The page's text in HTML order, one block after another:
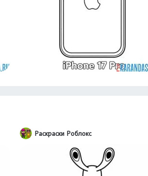
Раскраски Роблокс